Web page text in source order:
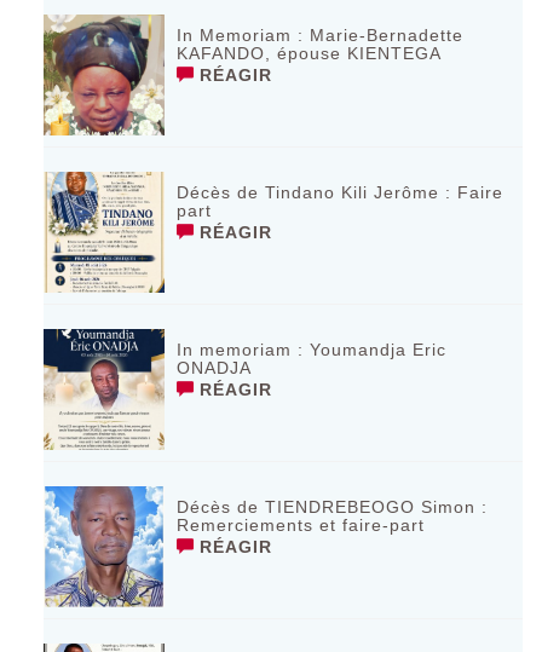
In Memoriam : Marie-Bernadette
KAFANDO, épouse KIENTEGA
RÉAGIR
Décès de Tindano Kili Jerôme : Faire
part
RÉAGIR
In memoriam : Youmandja Eric
ONADJA
RÉAGIR
Décès de TIENDREBEOGO Simon :
Remerciements et faire-part
RÉAGIR